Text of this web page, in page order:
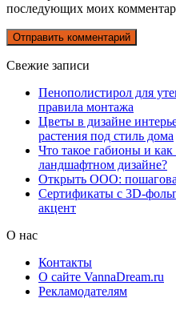
последующих моих
Свежие записи
Пенополистирол для
правила монтажа
Цветы в дизайне
растения под стиль дома
Что такое габионы и как
ландшафтном дизайне?
Открыть ООО:
Сертификаты с 3D-
акцент
О нас
Контакты
О сайте VannaDream.ru
Рекламодателям